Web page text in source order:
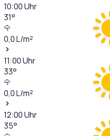
10:00Uhr
31°
0,0L/m²
11:00Uhr
33°
0,0L/m²
12:00Uhr
35°